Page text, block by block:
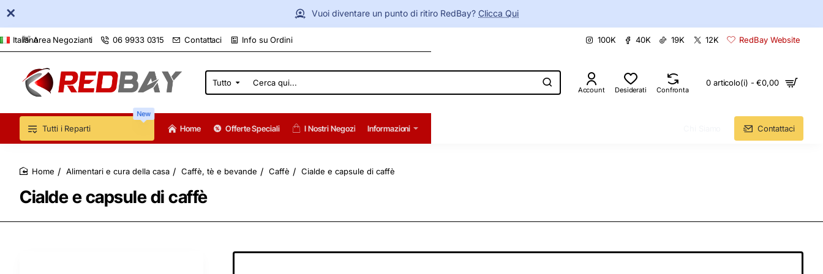
Vuoi diventare un punto di ritiro RedBay? Clicca Qui
👋 Area Negozianti 06 9933 0315 Contattaci Info su Ordini
Italiano 100K 40K 19K 12K RedBay Website
Tutto
Cerca
qui...
Account Desiderati Confronta
0 articolo(i) - €0,00
Tutti i Reparti
New
Home Offerte Speciali I Nostri Negozi Informazioni Contattaci
Cialde e capsule di caffè
Alimentari e cura della casa Caffè, tè e bevande Caffè Cialde e capsule di caffè